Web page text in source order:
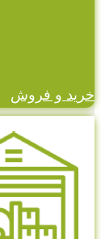
خرید و فروش